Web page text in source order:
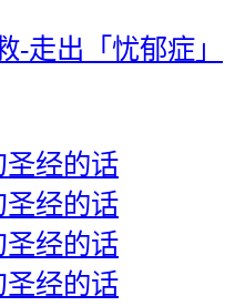
-走出「忧郁症」
圣经的话
圣经的话
圣经的话
圣经的话